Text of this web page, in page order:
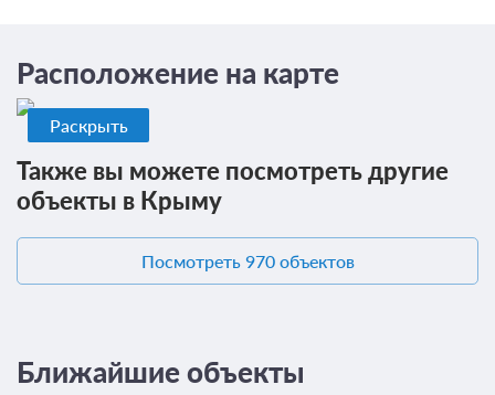
Телевизор
Ванная комната в номере
Общая ванная комната
Завтрак
Расположение на карте
Раскрыть
Также вы можете посмотреть другие
объекты в Крыму
Посмотреть 970 объектов
Ближайшие объекты